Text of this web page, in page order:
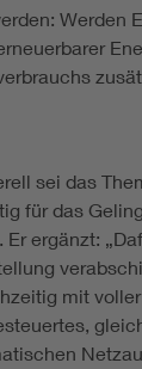
Werden
sei das
für das
Er ergänzt:
mit